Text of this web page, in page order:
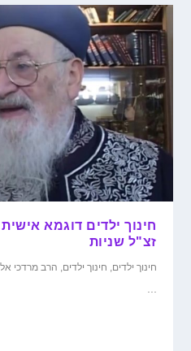
חינוך ילדים דוגמא
זצ"ל שניות
חינוך ילדים חינוך ילדים הרב מרדכי